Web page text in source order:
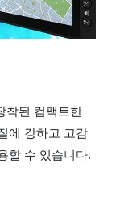
착된 컴팩트한
에 강하고 고감
할 수 있습니다.